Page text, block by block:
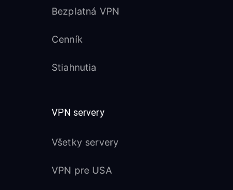
Bezplatná VPN
Cenník
Stiahnutia
VPN servery
Všetky servery
VPN pre USA